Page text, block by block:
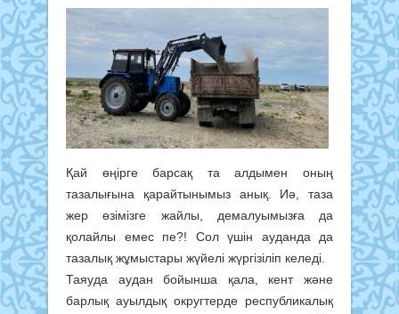
Қай өңірге барсақ та алдымен оның
тазалығына қарайтынымыз анық. Иә, таза
жер өзімізге жайлы, демалуымызға да
қолайлы емес пе?! Сол үшін ауданда да
тазалық жұмыстары жүйелі жүргізіліп келеді.
Таяуда аудан бойынша қала, кент және
барлық ауылдық округтерде республикалық